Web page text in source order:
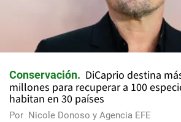
Conservación
DiCaprio destina
millones para recuperar a 100
habitan en 30 países
Por Nicole Donoso y Agencia EFE